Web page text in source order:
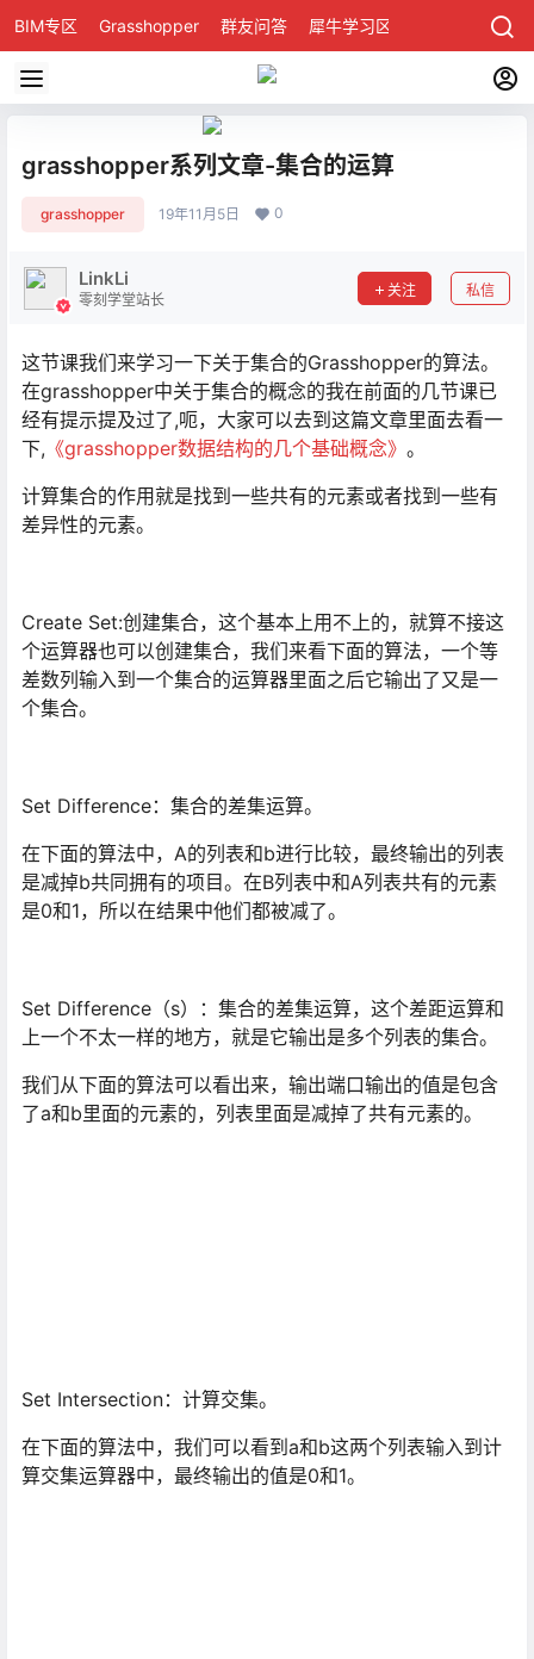
BIM专区 Grasshopper 群友问答 犀牛学习区
grasshopper系列文章-集合的运算
grasshopper 19年11月5日 0
LinkLi
零刻学堂站长
关注 私信
这节课我们来学习一下关于集合的Grasshopper的算法。
在grasshopper中关于集合的概念的我在前面的几节课已
经有提示提及过了,呃，大家可以去到这篇文章里面去看一
下, 《grasshopper数据结构的几个基础概念》 。
计算集合的作用就是找到一些共有的元素或者找到一些有
差异性的元素。
Create Set:创建集合，这个基本上用不上的，就算不接这
个运算器也可以创建集合，我们来看下面的算法，一个等
差数列输入到一个集合的运算器里面之后它输出了又是一
个集合。
Set Difference：集合的差集运算。
在下面的算法中，A的列表和b进行比较，最终输出的列表
是减掉b共同拥有的项目。在B列表中和A列表共有的元素
是0和1，所以在结果中他们都被减了。
Set Difference（s）：集合的差集运算，这个差距运算和
上一个不太一样的地方，就是它输出是多个列表的集合。
我们从下面的算法可以看出来，输出端口输出的值是包含
了a和b里面的元素的，列表里面是减掉了共有元素的。
Set Intersection：计算交集。
在下面的算法中，我们可以看到a和b这两个列表输入到计
算交集运算器中，最终输出的值是0和1。